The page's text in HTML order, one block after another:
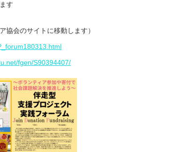
す
協会のサイトに移動します）
fgen/S90394407/